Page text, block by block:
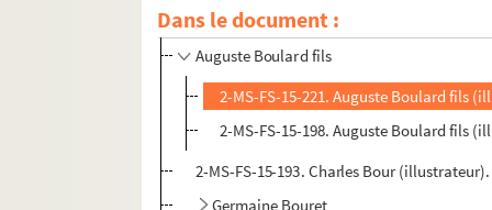
Dans le document :
2-MS-FS-15-202. Nicolas Bonnart
Auguste Boulard fils
2-MS-FS-15-221. Auguste Boulard fils
2-MS-FS-15-198. Auguste Boulard fils
2-MS-FS-15-193. Charles Bour
Germaine Bouret